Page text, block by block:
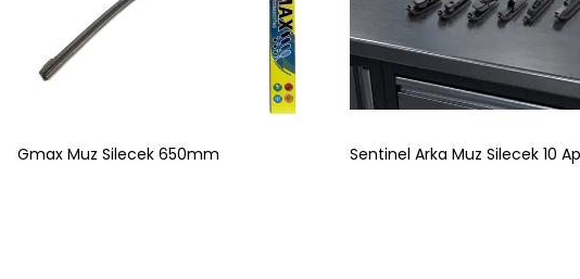
Gmax Muz Silecek 650mm